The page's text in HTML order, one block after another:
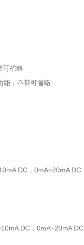
可省略
能，不带可省略
DC，0mA~20mA DC
DC，0mA~20mA DC